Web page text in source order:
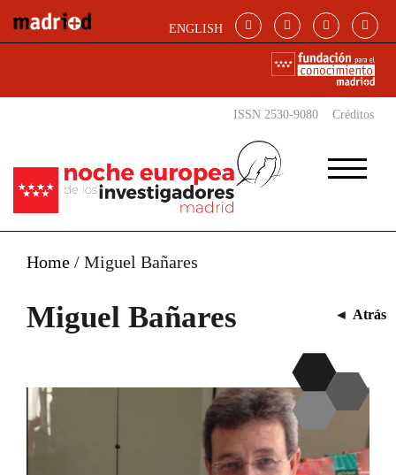
ENGLISH
ISSN 2530-9080 Créditos
Home / Miguel Bañares
Miguel Bañares ◄ Atrás